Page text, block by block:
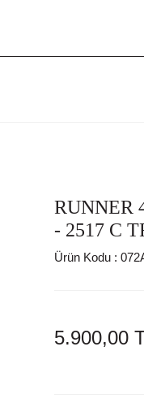
RUNNER
- 2517 C
Ürün Kodu :
5.900,00